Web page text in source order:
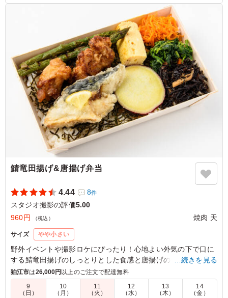
です。
魚のお弁当が銀鰈の西京焼きで、魚好きには嬉しい優しい
ですし、味付けも深みがあり、副菜もバランスよく入って
いて、ごはんも美味しいです。 他の種類もまた食べ比べ
てみたいです
ご利用シーン：ロケ・撮影›スタジオ撮影
東京都渋谷区神山町2026/07/09
鯖竜田揚げ&唐揚げ弁当
4.44 8件
スタジオ撮影の評価5.00
960円
（税込） 焼肉 天
サイズ やや小さい
野外イベントや撮影ロケにぴったり！心地よい外気の下で口に
する鯖竜田揚げのしっとりとした食感と唐揚げのジューシーさ
は格別。アスパラの塩焼きと共に味わう、素朴な味付けが癒し
を与えてくれます。さらに彩り豊かなひじき煮や人参ナムルが
お口の中で広がり、満足感を一層引き立てます。
…続きを見る
狛江市は26,000円 以上のご注文で配達無料
9
（日）
10
（月）
11
（火）
12
（水）
13
（木）
14
（金）